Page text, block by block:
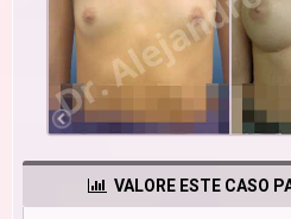
VALORE ESTE CASO